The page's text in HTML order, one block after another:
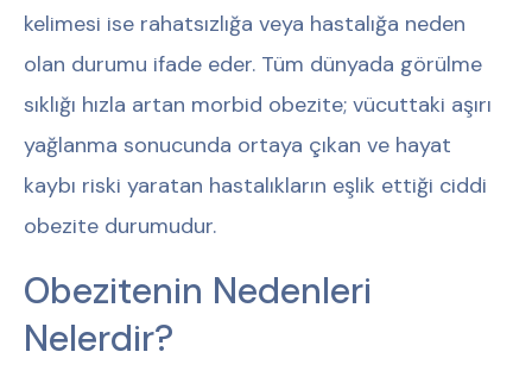
kelimesi ise rahatsızlığa veya hastalığa neden
olan durumu ifade eder. Tüm dünyada görülme
sıklığı hızla artan morbid obezite; vücuttaki aşırı
yağlanma sonucunda ortaya çıkan ve hayat
kaybı riski yaratan hastalıkların eşlik ettiği ciddi
obezite durumudur.
Obezitenin Nedenleri
Nelerdir?